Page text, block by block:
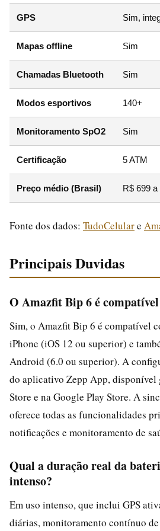
GPS Sim,
Mapas offline Sim
Chamadas Bluetooth Sim
Modos esportivos 140+
Monitoramento SpO2 Sim
Certificação 5 ATM
Preço médio (Brasil) R$ 699
Fonte dos dados: TudoCelulare
Principais Duvidas
O Amazfit Bip 6 é
Sim, o Amazfit Bip 6 é compatível
iPhone (iOS 12 ou superior) e
Android (6.0 ou superior). A
do aplicativo Zepp App, disponível
Store e na Google Play Store. A
oferece todas as funcionalidades
notificações e monitoramento de
Qual a duração real da
intenso?
Em uso intenso, que inclui GPS
diárias, monitoramento contínuo